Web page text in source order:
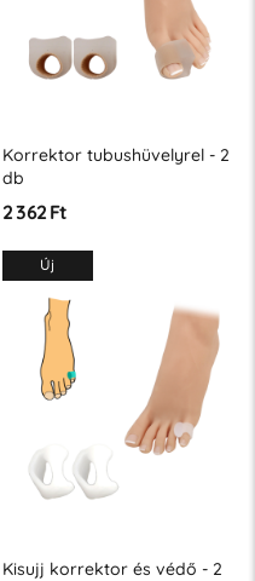
Korrektor tubushüvelyrel - 2
db
2 362 Ft
Új
Kisujj korrektor és védő - 2